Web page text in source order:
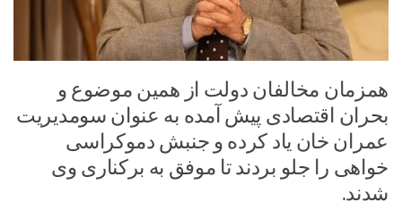
همزمان مخالفان دولت از همین موضوع و
بحران اقتصادی پیش آمده به عنوان سومدیریت
عمران خان یاد کرده و جنبش دموکراسی
خواهی را جلو بردند تا موفق به برکناری وی
شدند.